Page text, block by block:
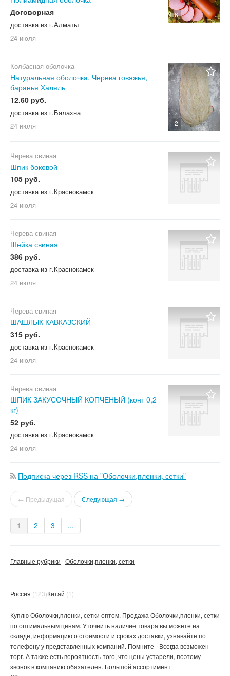
6
Договорная
доставка из г.Алматы
24 июля
2
Колбасная оболочка
Натуральная оболочка, Черева говяжья,
баранья Халяль
12.60 руб.
доставка из г.Балахна
24 июля
Черева свиная
Шпик боковой
105 руб.
доставка из г.Краснокамск
24 июля
Черева свиная
Шейка свиная
386 руб.
доставка из г.Краснокамск
24 июля
Черева свиная
ШАШЛЫК КАВКАЗСКИЙ
315 руб.
доставка из г.Краснокамск
24 июля
Черева свиная
ШПИК ЗАКУСОЧНЫЙ КОПЧЕНЫЙ (конт 0,2
кг)
52 руб.
доставка из г.Краснокамск
24 июля
Подписка через RSS на "Оболочки,пленки, сетки"
← Предыдущая Следующая →
1 2 3 ...
Главные рубрики Оболочки,пленки, сетки
Россия (123)Китай (1)
Куплю Оболочки,пленки, сетки оптом. Продажа Оболочки,пленки, сетки
по оптимальным ценам. Уточнить наличие товара вы можете на
складе, информацию о стоимости и сроках доставки, узнавайте по
телефону у представленных компаний. Помните - Всегда возможен
торг. А также есть вероятность того, что цены устарели, поэтому
звонок в компанию обязателен. Большой ассортимент